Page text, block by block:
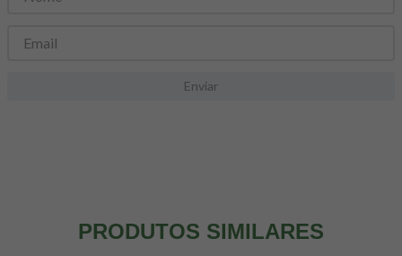
Enviar
PRODUTOS SIMILARES
8º snack proteico mundo verde
9 psyllium